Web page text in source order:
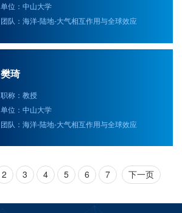
单位：中山大学
团队：海洋-陆地-大气相互作用与全球效应
樊琦
职称：教授
单位：中山大学
团队：海洋-陆地-大气相互作用与全球效应
2 3 4 5 6 7 下一页